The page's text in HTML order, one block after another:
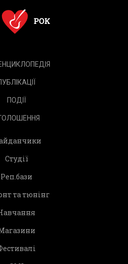
ПОДІЇ
Студії
Реп.бази
та тюнінг